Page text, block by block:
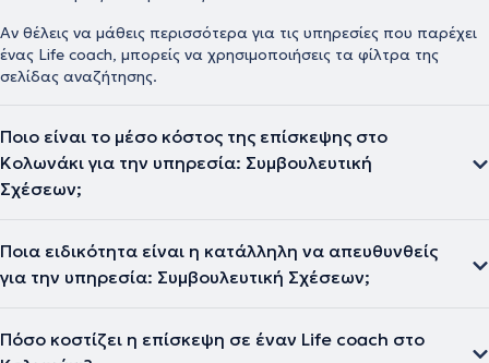
Αν θέλεις να μάθεις περισσότερα για τις υπηρεσίες που παρέχει
ένας Life coach, μπορείς να χρησιμοποιήσεις τα φίλτρα της
σελίδας αναζήτησης.
Ποιο είναι το μέσο κόστος της επίσκεψης στο
Κολωνάκι για την υπηρεσία: Συμβουλευτική
Σχέσεων;
Ποια ειδικότητα είναι η κατάλληλη να απευθυνθείς
για την υπηρεσία: Συμβουλευτική Σχέσεων;
Πόσο κοστίζει η επίσκεψη σε έναν Life coach στο